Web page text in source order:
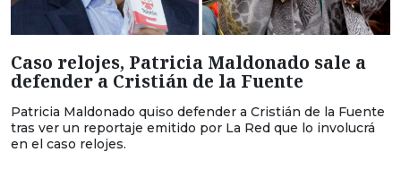
Caso relojes, Patricia Maldonado sale a
defender a Cristián de la Fuente
Patricia Maldonado quiso defender a Cristián de la Fuente
tras ver un reportaje emitido por La Red que lo involucrá
en el caso relojes.